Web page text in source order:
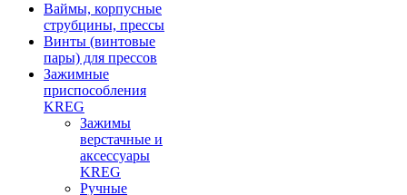
Ваймы, корпусные
струбцины, прессы
Винты (винтовые
пары) для прессов
Зажимные
приспособления
KREG
Зажимы
верстачные и
аксессуары
KREG
Ручные